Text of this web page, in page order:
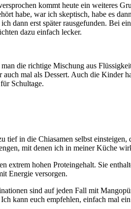
kommt heute ein weiteres
habe, war ich skeptisch, habe es
dann erst später rausgefunden. Bei
dazu einfach lecker.
die richtige Mischung aus
auch mal als Dessert. Auch die Kinder
Schultage.
tief in die Chiasamen selbst
mit denen ich in meiner Küche
extrem hohen Proteingehalt. Sie
Energie versorgen.
sind auf jeden Fall mit
kann euch empfehlen, einfach mal